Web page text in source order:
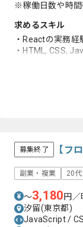
※稼働日数や時間
求めるスキル
・Reactの実務経
・HTML, CSS,
募集終了 【フ
副業・複業 20
〜3,180円／
汐留(東京都)
JavaScript /